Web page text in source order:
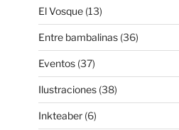
El Vosque(13)
Entre bambalinas(36)
Eventos(37)
Ilustraciones(38)
Inkteaber(6)